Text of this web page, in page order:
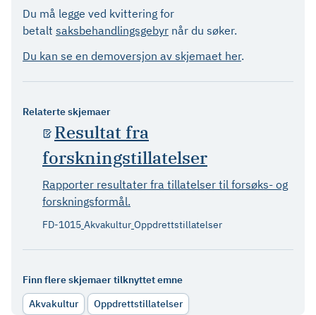
Du må legge ved kvittering for
betalt saksbehandlingsgebyr når du søker.
Du kan se en demoversjon av skjemaet her.
Relaterte skjemaer
Resultat fra
forskningstillatelser
Rapporter resultater fra tillatelser til forsøks- og
forskningsformål.
FD-1015 Akvakultur Oppdrettstillatelser
Finn flere skjemaer tilknyttet emne
Akvakultur
Oppdrettstillatelser